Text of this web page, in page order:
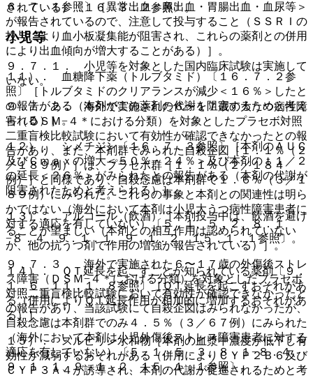
されている）〔１６．３．２参照〕。
小児等
９．７．１． 小児等を対象とした国内臨床試験は実施して
いない。
９．７．２． 海外で実施された６〜１７歳の大うつ病性障
害（ＤＳＭ−４＊における分類）を対象としたプラセボ対照
二重盲検比較試験において有効性が確認できなかったとの報
告があり、また、本剤群でみられた自殺企図［１．１％（２
／１８９例）］は、プラセボ群［１．１％（２／１８４
例）］と同様であり、自殺念慮は本剤群で１．６％（３／１
８９例）にみられた。これらの事象と本剤との関連性は明ら
かではない（海外において本剤は小児大うつ病性障害患者に
対する適応を有していない）〔５．１、５．２、８．１
−８．４、９．１．１、９．１．２、１５．１．１参照〕。
９．７．３． 海外で実施された６〜１７歳の外傷後ストレ
ス障害（ＤＳＭ−４＊における分類）を対象としたプラセボ
対照二重盲検比較試験において有効性が確認できなかったと
の報告があり、当該試験にて自殺企図はみられなかったが、
自殺念慮は本剤群でのみ４．５％（３／６７例）にみられた
（海外において本剤は小児外傷後ストレス障害患者に対する
適応を有していない）〔５．１、５．３、８．１−８．４、
９．１．１、９．１．２、１５．１．１参照〕。
６．７．１参照〕［異常出血＜鼻出血・胃腸出血・血尿等＞
が報告されているので、注意して投与すること（ＳＳＲＩの
投与により血小板凝集能が阻害され、これらの薬剤との併用
により出血傾向が増大することがある）］。
１１）． 血糖降下薬（トルブタミド）〔１６．７．２参
照〕［トルブタミドのクリアランスが減少＜１６％＞したと
の報告がある（本剤がこの薬剤の代謝を阻害するためと考え
られる）］。
１２）． シメチジン〔１６．７．３参照〕［本剤のＡＵＣ
及びＣｍａｘの増大＜５０％・２４％＞及び本剤のｔ１／２
の延長＜２６％＞がみられたとの報告がある（本剤の代謝が
阻害されたためと考えられる）］。
１３）． アルコール（飲酒）［本剤投与中は、飲酒を避け
ることが望ましい（本剤との相互作用は認められていない
が、他の抗うつ剤で作用の増強が報告されている）］。
１４）． ＱＴ延長を起こすことが知られている薬剤〔９．
１．６、１１．１．８参照〕［ＱＴ延長を起こすおそれがあ
る（併用によりＱＴ延長作用が相加的に増加するおそれがあ
る）］。
１５）． スルピリン水和物［本剤の血漿中濃度が低下し有
効性が減弱するおそれがある（併用によりＣＹＰ２Ｂ６及び
ＣＹＰ３Ａ４が誘導され、本剤の代謝が促進されるためと考